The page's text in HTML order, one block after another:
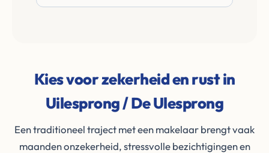
Kies voor zekerheid en rust in
Uilesprong / De Ulesprong
Een traditioneel traject met een makelaar brengt vaak
maanden onzekerheid, stressvolle bezichtigingen en